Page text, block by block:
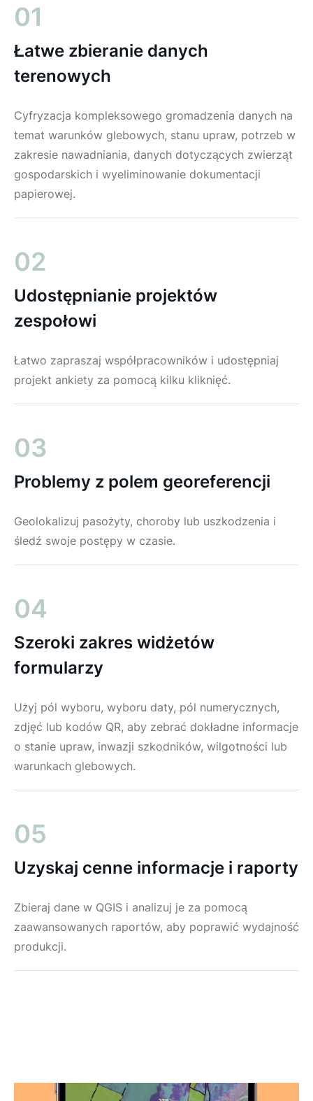
01
Łatwe zbieranie danych
terenowych
Cyfryzacja kompleksowego gromadzenia danych na
temat warunków glebowych, stanu upraw, potrzeb w
zakresie nawadniania, danych dotyczących zwierząt
gospodarskich i wyeliminowanie dokumentacji
papierowej.
02
Udostępnianie projektów
zespołowi
Łatwo zapraszaj współpracowników i udostępniaj
projekt ankiety za pomocą kilku kliknięć.
03
Problemy z polem georeferencji
Geolokalizuj pasożyty, choroby lub uszkodzenia i
śledź swoje postępy w czasie.
04
Szeroki zakres widżetów
formularzy
Użyj pól wyboru, wyboru daty, pól numerycznych,
zdjęć lub kodów QR, aby zebrać dokładne informacje
o stanie upraw, inwazji szkodników, wilgotności lub
warunkach glebowych.
05
Uzyskaj cenne informacje i raporty
Zbieraj dane w QGIS i analizuj je za pomocą
zaawansowanych raportów, aby poprawić wydajność
produkcji.